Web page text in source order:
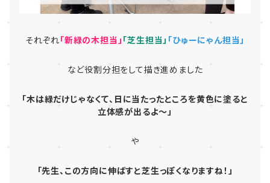
それぞれ「新緑の木担当」 「芝生担当」 「ひゅーにゃん担当」
など役割分担をして描き進めました
「木は緑だけじゃなくて、日に当たったところを黄色に塗ると
立体感が出るよ～」
や
「先生、この方向に伸ばすと芝生っぽくなりますね！」